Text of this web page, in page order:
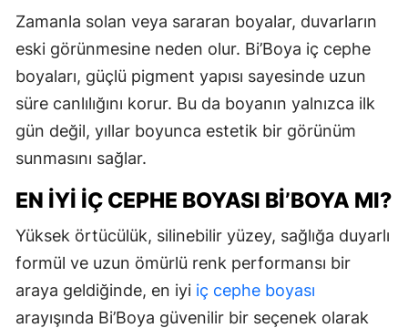
Zamanla solan veya sararan boyalar, duvarların
eski görünmesine neden olur. Bi’Boya iç cephe
boyaları, güçlü pigment yapısı sayesinde uzun
süre canlılığını korur. Bu da boyanın yalnızca ilk
gün değil, yıllar boyunca estetik bir görünüm
sunmasını sağlar.
EN İYI İÇ CEPHE BOYASI BI’BOYA MI?
Yüksek örtücülük, silinebilir yüzey, sağlığa duyarlı
formül ve uzun ömürlü renk performansı bir
araya geldiğinde, en iyi iç cephe boyası
arayışında Bi’Boya güvenilir bir seçenek olarak